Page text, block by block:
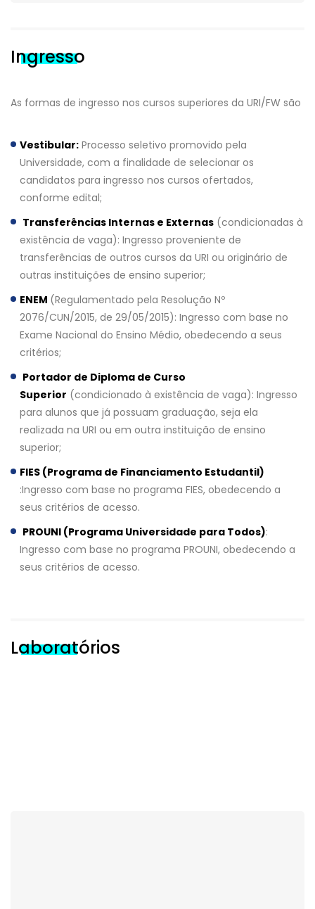
Ingresso
As formas de ingresso nos cursos superiores da URI/FW são
Vestibular: Processo seletivo promovido pela
Universidade, com a finalidade de selecionar os
candidatos para ingresso nos cursos ofertados,
conforme edital;
Transferências Internas e Externas (condicionadas à
existência de vaga): Ingresso proveniente de
transferências de outros cursos da URI ou originário de
outras instituições de ensino superior;
ENEM (Regulamentado pela Resolução Nº
2076/CUN/2015, de 29/05/2015): Ingresso com base no
Exame Nacional do Ensino Médio, obedecendo a seus
critérios;
Portador de Diploma de Curso
Superior (condicionado à existência de vaga): Ingresso
para alunos que já possuam graduação, seja ela
realizada na URI ou em outra instituição de ensino
superior;
FIES (Programa de Financiamento Estudantil)
:Ingresso com base no programa FIES, obedecendo a
seus critérios de acesso.
PROUNI (Programa Universidade para Todos):
Ingresso com base no programa PROUNI, obedecendo a
seus critérios de acesso.
Laboratórios